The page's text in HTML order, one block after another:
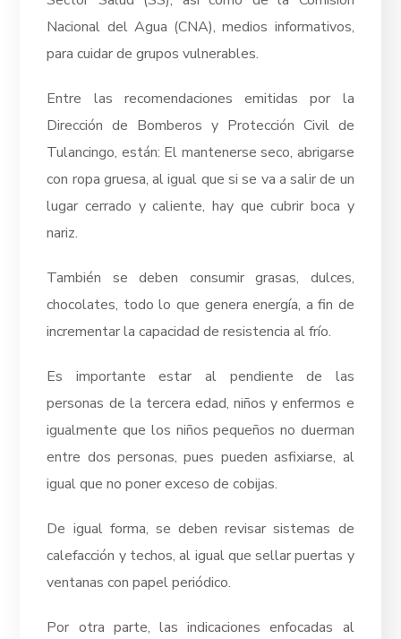
Nacional del Agua (CNA), medios informativos,
para cuidar de grupos vulnerables.
Entre las recomendaciones emitidas por la
Dirección de Bomberos y Protección Civil de
Tulancingo, están: El mantenerse seco, abrigarse
con ropa gruesa, al igual que si se va a salir de un
lugar cerrado y caliente, hay que cubrir boca y
nariz.
También se deben consumir grasas, dulces,
chocolates, todo lo que genera energía, a fin de
incrementar la capacidad de resistencia al frío.
Es importante estar al pendiente de las
personas de la tercera edad, niños y enfermos e
igualmente que los niños pequeños no duerman
entre dos personas, pues pueden asfixiarse, al
igual que no poner exceso de cobijas.
De igual forma, se deben revisar sistemas de
calefacción y techos, al igual que sellar puertas y
ventanas con papel periódico.
Por otra parte, las indicaciones enfocadas al